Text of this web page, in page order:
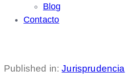
Blog
Contacto
Published in: Jurisprudencia